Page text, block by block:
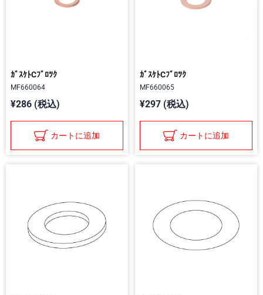
ｶﾞｽｹﾄCﾌﾞﾛﾂｸ
MF660064
¥286 (税込)
カートに追加
ｶﾞｽｹﾄCﾌﾞﾛﾂｸ
MF660065
¥297 (税込)
カートに追加